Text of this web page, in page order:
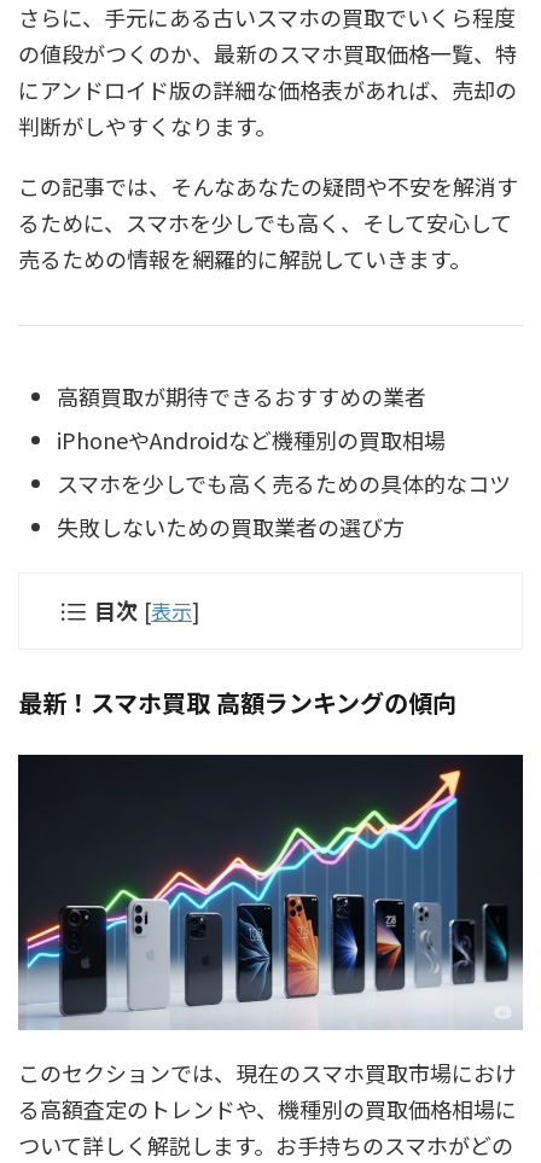
さらに、手元にある古いスマホの買取でいくら程度
の値段がつくのか、最新のスマホ買取価格一覧、特
にアンドロイド版の詳細な価格表があれば、売却の
判断がしやすくなります。
この記事では、そんなあなたの疑問や不安を解消す
るために、スマホを少しでも高く、そして安心して
売るための情報を網羅的に解説していきます。
高額買取が期待できるおすすめの業者
iPhoneやAndroidなど機種別の買取相場
スマホを少しでも高く売るための具体的なコツ
失敗しないための買取業者の選び方
目次 [表示]
最新！スマホ買取 高額ランキングの傾向
このセクションでは、現在のスマホ買取市場におけ
る高額査定のトレンドや、機種別の買取価格相場に
ついて詳しく解説します。お手持ちのスマホがどの